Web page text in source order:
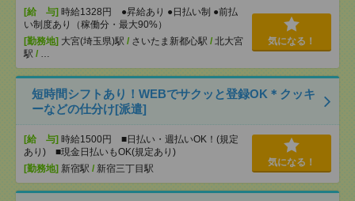
[給 与] 時給1328円 ●昇給あり ●日払い制 ●前払
い制度あり（稼働分・最大90%）
[勤務地] 大宮(埼玉県)駅 / さいたま新都心駅 / 北大宮
駅 / …
気になる！
短時間シフトあり！WEBでサクッと登録OK＊クッキ
ーなどの仕分け[派遣]
[給 与] 時給1500円 ■日払い・週払いOK！(規定
あり) ■現金日払いもOK(規定あり)
[勤務地] 新宿駅 / 新宿三丁目駅
気になる！